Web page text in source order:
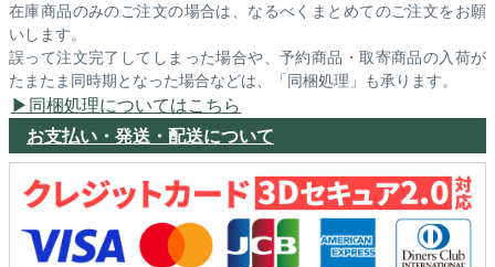
在庫商品のみのご注文の場合は、なるべくまとめてのご注文をお願
いします。
誤って注文完了してしまった場合や、予約商品・取寄商品の入荷が
たまたま同時期となった場合などは、「同梱処理」も承ります。
同梱処理についてはこちら
お支払い・発送・配送について